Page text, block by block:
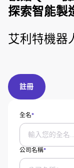
探索智能製
艾利特機器
註冊
註冊
全名*
公司名稱*